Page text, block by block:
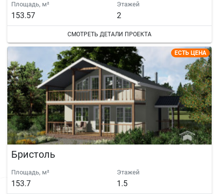
Площадь, м²
153.57
Этажей
2
СМОТРЕТЬ ДЕТАЛИ ПРОЕКТА
ЕСТЬ ЦЕНА
Бристоль
Площадь, м²
153.7
Этажей
1.5